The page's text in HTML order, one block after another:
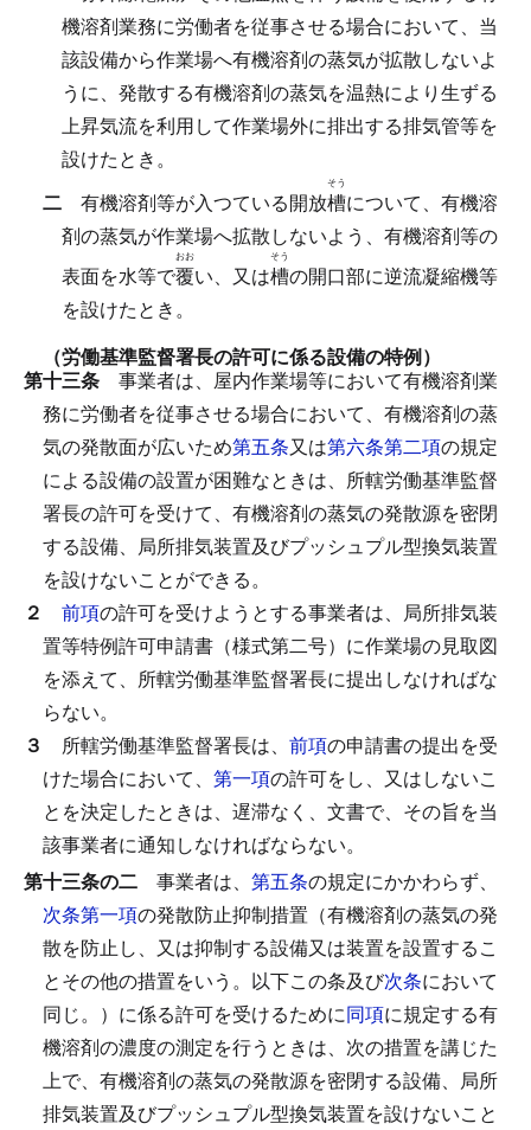
機溶剤業務に労働者を従事させる場合において、当
該設備から作業場へ有機溶剤の蒸気が拡散しないよ
うに、発散する有機溶剤の蒸気を温熱により生ずる
上昇気流を利用して作業場外に排出する排気管等を
設けたとき。
二
有機溶剤等が入つている開放槽
そう
について、有機溶
剤の蒸気が作業場へ拡散しないよう、有機溶剤等の
表面を水等で覆
おお
い、又は槽
そう
の開口部に逆流凝縮機等
を設けたとき。
（労働基準監督署長の許可に係る設備の特例）
第十三条
事業者は、屋内作業場等において有機溶剤業
務に労働者を従事させる場合において、有機溶剤の蒸
気の発散面が広いため第五条又は第六条第二項の規定
による設備の設置が困難なときは、所轄労働基準監督
署長の許可を受けて、有機溶剤の蒸気の発散源を密閉
する設備、局所排気装置及びプッシュプル型換気装置
を設けないことができる。
２
前項の許可を受けようとする事業者は、局所排気装
置等特例許可申請書（様式第二号）に作業場の見取図
を添えて、所轄労働基準監督署長に提出しなければな
らない。
３
所轄労働基準監督署長は、 前項の申請書の提出を受
けた場合において、 第一項の許可をし、又はしないこ
とを決定したときは、遅滞なく、文書で、その旨を当
該事業者に通知しなければならない。
第十三条の二
事業者は、 第五条の規定にかかわらず、
次条第一項の発散防止抑制措置（有機溶剤の蒸気の発
散を防止し、又は抑制する設備又は装置を設置するこ
とその他の措置をいう。以下この条及び次条において
同じ。）に係る許可を受けるために同項に規定する有
機溶剤の濃度の測定を行うときは、次の措置を講じた
上で、有機溶剤の蒸気の発散源を密閉する設備、局所
排気装置及びプッシュプル型換気装置を設けないこと